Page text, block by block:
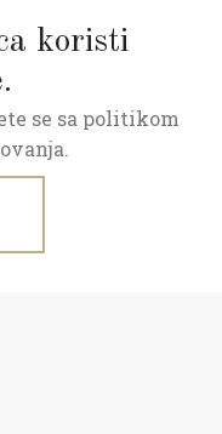
koristi
se sa politikom